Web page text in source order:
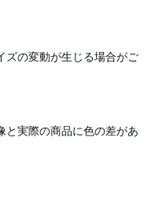
ズの変動が生じる場合がご
と実際の商品に色の差があ